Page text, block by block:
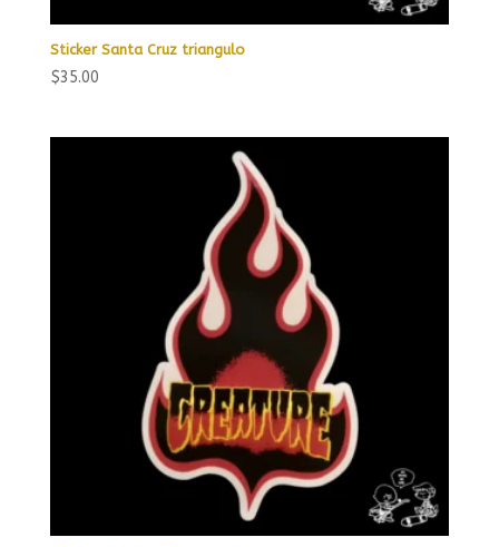
Sticker Santa Cruz triangulo
$35.00